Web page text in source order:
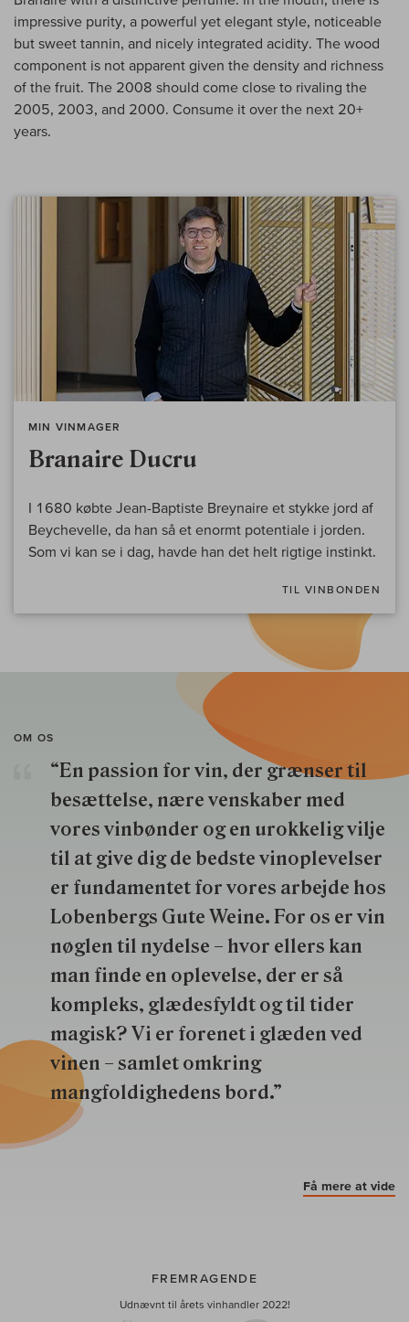
impressive purity, a powerful yet elegant style, noticeable
but sweet tannin, and nicely integrated acidity. The wood
component is not apparent given the density and richness
of the fruit. The 2008 should come close to rivaling the
2005, 2003, and 2000. Consume it over the next 20+
years.
MIN VINMAGER
Branaire Ducru
I 1680 købte Jean-Baptiste Breynaire et stykke jord af
Beychevelle, da han så et enormt potentiale i jorden.
Som vi kan se i dag, havde han det helt rigtige instinkt.
TIL VINBONDEN
OM OS
“En passion for vin, der grænser til
besættelse, nære venskaber med
vores vinbønder og en urokkelig vilje
til at give dig de bedste vinoplevelser
er fundamentet for vores arbejde hos
Lobenbergs Gute Weine. For os er vin
nøglen til nydelse – hvor ellers kan
man finde en oplevelse, der er så
kompleks, glædesfyldt og til tider
magisk? Vi er forenet i glæden ved
vinen – samlet omkring
mangfoldighedens bord.”
Få mere at vide
FREMRAGENDE
Udnævnt til årets vinhandler 2022!